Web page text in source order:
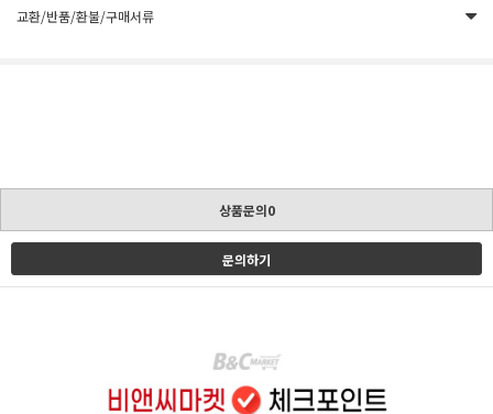
교환/반품/환불/구매서류
상품문의0
문의하기